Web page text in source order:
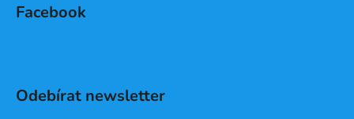
Facebook
Odebírat newsletter